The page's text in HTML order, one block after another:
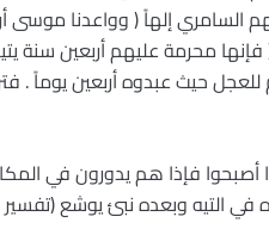
السامري إلهاً ( وواعدنا موسى
متناسقة متناغمة ( فإنها محرمة عليهم
من أيام عبادتهم للعجل حيث عبدوه أربعين
أصبحوا فإذا هم يدورون في
التيه وبعده نبئ يوشع (تفسير